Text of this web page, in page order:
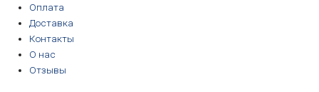
Оплата
Доставка
Контакты
О нас
Отзывы